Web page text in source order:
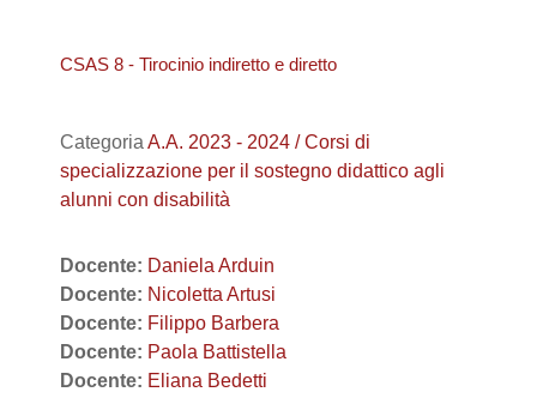
CSAS 8 - Tirocinio indiretto e diretto
Categoria A.A. 2023 - 2024 / Corsi di
specializzazione per il sostegno didattico agli
alunni con disabilità
Docente: Daniela Arduin
Docente: Nicoletta Artusi
Docente: Filippo Barbera
Docente: Paola Battistella
Docente: Eliana Bedetti